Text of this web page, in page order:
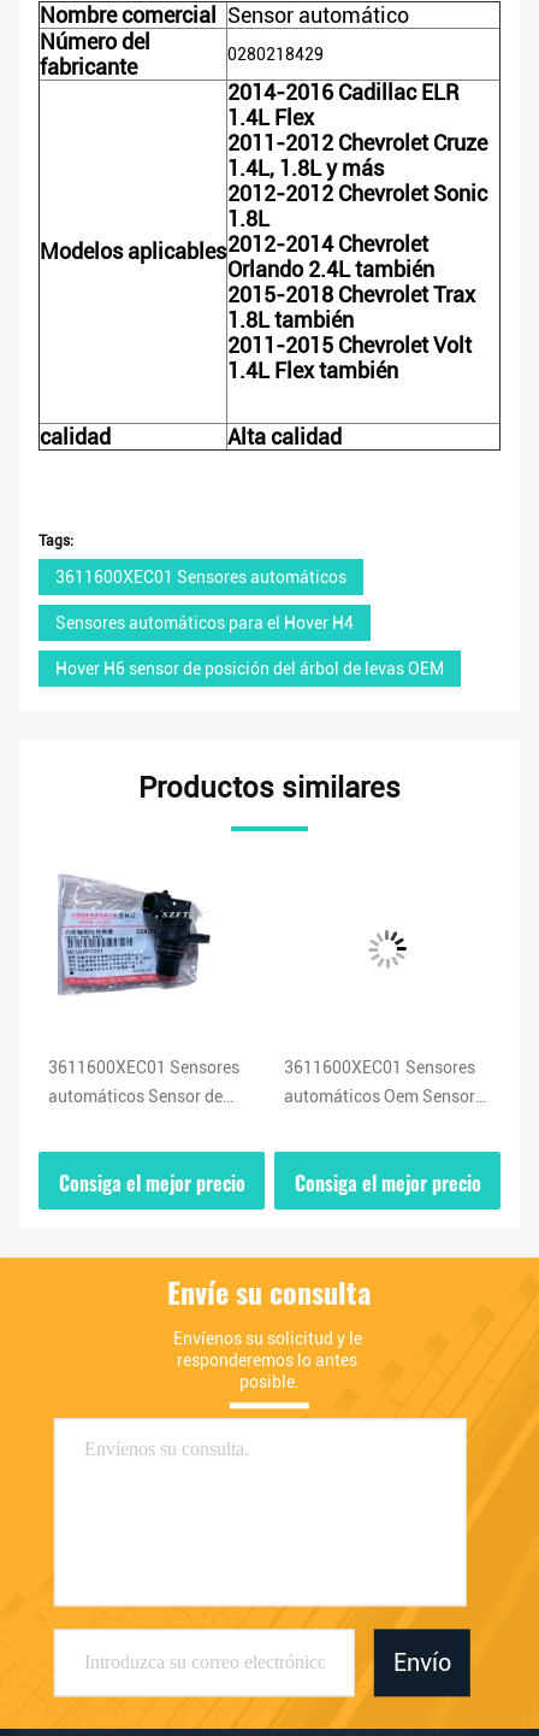
Nombre comercial
Sensor automático
Número del
fabricante
0280218429
Modelos aplicables
2014-2016 Cadillac ELR
1.4L Flex
2011-2012 Chevrolet Cruze
1.4L, 1.8L y más
2012-2012 Chevrolet Sonic
1.8L
2012-2014 Chevrolet
Orlando 2.4L también
2015-2018 Chevrolet Trax
1.8L también
2011-2015 Chevrolet Volt
1.4L Flex también
calidad Alta calidad
Tags:
3611600XEC01 Sensores automáticos
Sensores automáticos para el Hover H4
Hover H6 sensor de posición del árbol de levas OEM
Productos similares
3611600XEC01 Sensores
automáticos Sensor de
resorte de admisión para
flotador H4 H6 H8 H9 WEY
VV5
Consiga el mejor precio
3611600XEC01 Sensores
automáticos Oem Sensor
levas para la Gran Muralla
Haval Hover H4 H6
Consiga el mejor precio
Envíe su consulta
Envíenos su solicitud y le
responderemos lo antes
posible.
Envío